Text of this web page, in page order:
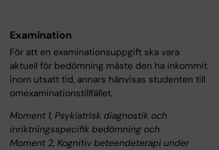
Examination
För att en examinationsuppgift ska vara
aktuell för bedömning måste den ha inkommit
inom utsatt tid, annars hänvisas studenten till
omexaminationstillfället.
Moment 1, Psykiatrisk diagnostik och
inriktningsspecifik bedömning och
Moment 2, Kognitiv beteendeterapi under